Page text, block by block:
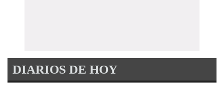
DIARIOS DE HOY